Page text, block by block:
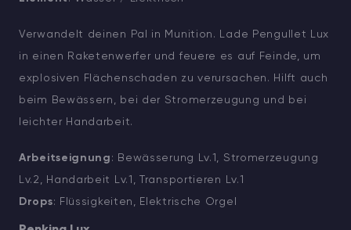
Verwandelt deinen Pal in Munition. Lade Pengullet Lux
in einen Raketenwerfer und feuere es auf Feinde, um
explosiven Flächenschaden zu verursachen. Hilft auch
beim Bewässern, bei der Stromerzeugung und bei
leichter Handarbeit.
Arbeitseignung : Bewässerung Lv.1, Stromerzeugung
Lv.2, Handarbeit Lv.1, Transportieren Lv.1
Drops: Flüssigkeiten, Elektrische Orgel